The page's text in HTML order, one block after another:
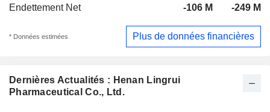
Dernières Actualités : Henan Lingrui
Pharmaceutical Co., Ltd.
Endettement Net
-106 M -249 M
* Données estimées Plus de données financières